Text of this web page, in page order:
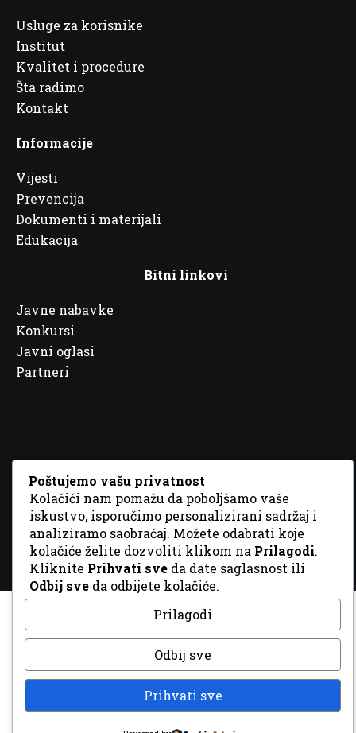
Usluge za korisnike
Institut
Kvalitet i procedure
Šta radimo
Kontakt
Informacije
Vijesti
Prevencija
Dokumenti i materijali
Edukacija
Bitni linkovi
Javne nabavke
Konkursi
Javni oglasi
Partneri
Poštujemo vašu privatnost
Kolačići nam pomažu da poboljšamo vaše
iskustvo, isporučimo personalizirani sadržaj i
analiziramo saobraćaj. Možete odabrati koje
kolačiće želite dozvoliti klikom na Prilagodi.
Kliknite Prihvati sve da date saglasnost ili
Odbij sve da odbijete kolačiće.
Prilagodi
Odbij sve
Prihvati sve